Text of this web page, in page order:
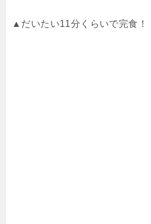
▲だいたい11分くらいで完食！